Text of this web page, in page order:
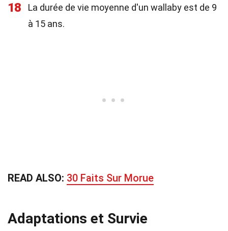
18
La durée de vie moyenne d'un wallaby est de 9
à 15 ans.
READ ALSO: 30 Faits Sur Morue
Adaptations et Survie